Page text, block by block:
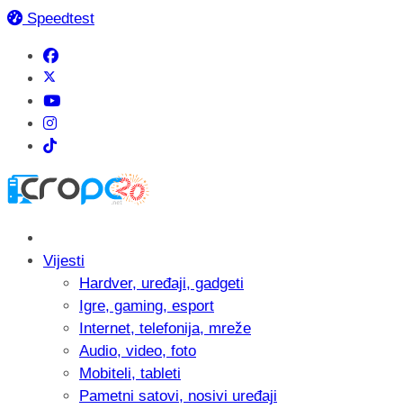
Speedtest
Vijesti
Hardver, uređaji, gadgeti
Igre, gaming, esport
Internet, telefonija, mreže
Audio, video, foto
Mobiteli, tableti
Pametni satovi, nosivi uređaji